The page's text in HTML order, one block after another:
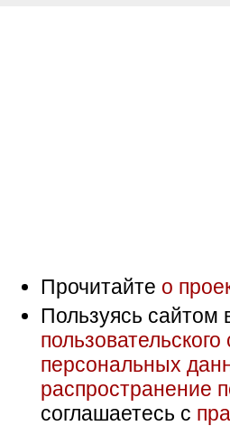
Прочитайте о
Пользуясь сайтом
персональных
распространение
соглашаетесь с